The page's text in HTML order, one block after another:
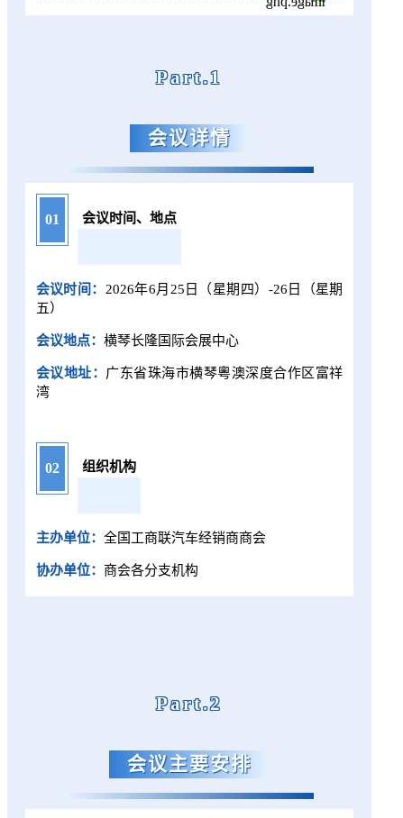
Part.1
会议详情
01 会议时间、地点
会议时间： 2026年6月25日（星期四）-26日（星期
五）
会议地点： 横琴长隆国际会展中心
会议地址： 广东省珠海市横琴粵澳深度合作区富祥
湾
02 组织机构
主办单位： 全国工商联汽车经销商商会
协办单位： 商会各分支机构
Part.2
会议主要安排